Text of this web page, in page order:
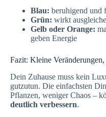
Blau: beruhigend und
Grün: wirkt
Gelb oder Orange:
geben Energie
Fazit: Kleine
Dein Zuhause muss kein
gutzutun. Die einfachsten
Pflanzen, weniger Chaos –
deutlich verbessern.